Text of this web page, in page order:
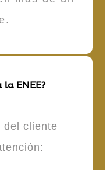
ENEE?
del cliente